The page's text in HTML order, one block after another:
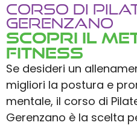
Corso di
Gerenzano
Scopri il
Fitness
Se desideri un
migliori la postura e
mentale, il corso di
Gerenzano è la scelta